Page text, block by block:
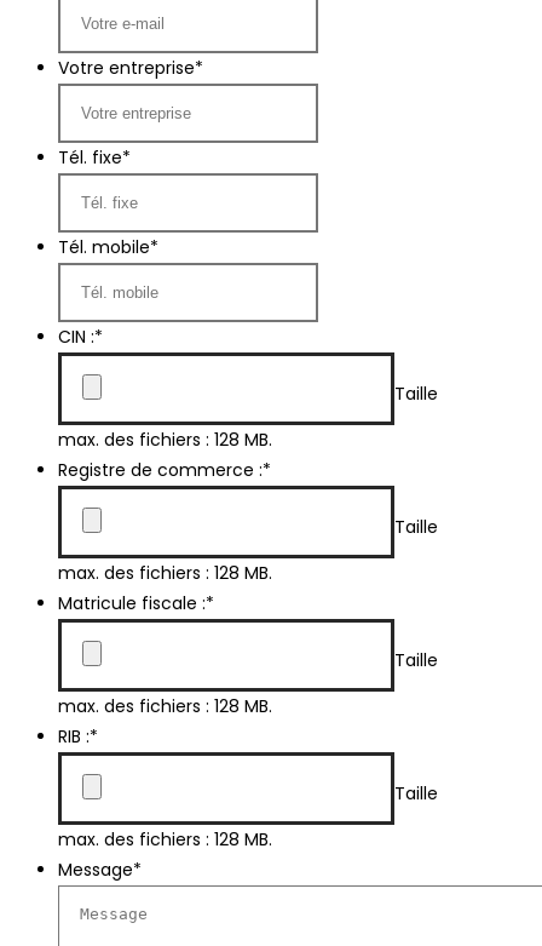
Votre entreprise*
Tél. fixe*
Tél. mobile*
CIN :*
Taille
max. des fichiers : 128 MB.
Registre de commerce :*
Taille
max. des fichiers : 128 MB.
Matricule fiscale :*
Taille
max. des fichiers : 128 MB.
RIB :*
Taille
max. des fichiers : 128 MB.
Message*